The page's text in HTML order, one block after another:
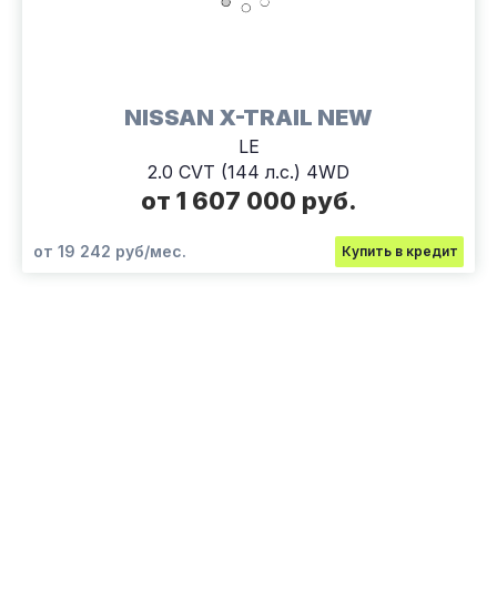
NISSAN X-TRAIL NEW
LE
2.0 CVT (144 л.с.) 4WD
от 1 607 000 руб.
от 19 242 руб/мес. Купить в кредит